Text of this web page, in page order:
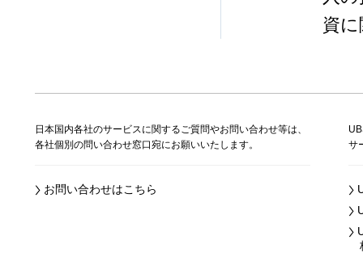
資
日本国内各社のサービスに関するご質問やお問い合わせ等は、
各社個別の問い合わせ窓口宛にお願いいたします。
お問い合わせはこちら
サ